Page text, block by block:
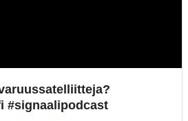
#signaalipodcast